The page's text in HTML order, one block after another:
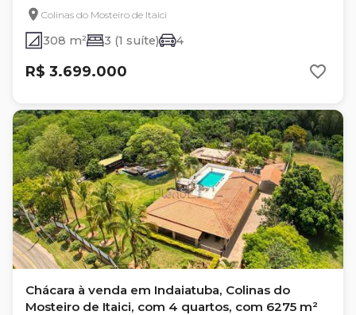
Colinas do Mosteiro de Itaici
308 m² 3 (1 suíte) 4
R$ 3.699.000
Chácara à venda em Indaiatuba, Colinas do
Mosteiro de Itaici, com 4 quartos, com 6275 m²